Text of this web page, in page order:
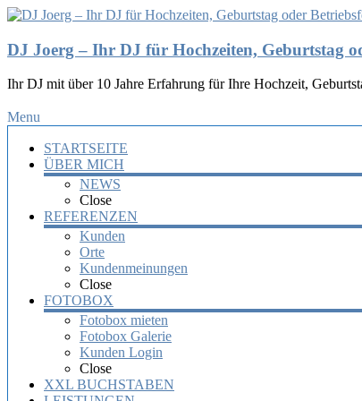
DJ Joerg – Ihr DJ für Hochzeiten, Geburtstag
Ihr DJ mit über 10 Jahre Erfahrung für Ihre Hochzeit,
Menu
STARTSEITE
ÜBER MICH
NEWS
Close
REFERENZEN
Kunden
Orte
Kundenmeinungen
Close
FOTOBOX
Fotobox mieten
Fotobox Galerie
Kunden Login
Close
XXL BUCHSTABEN